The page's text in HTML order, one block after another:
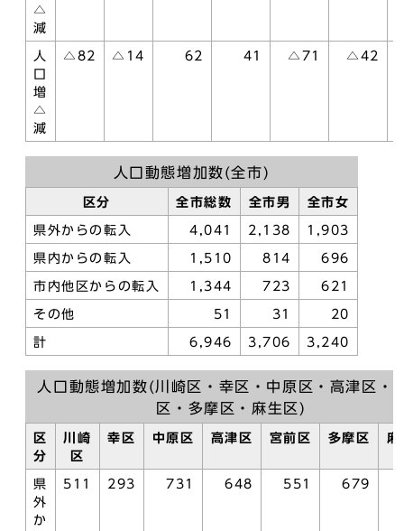
△
減
人
口
増
△
減
△82 △14 62 41 △71 △42
人口動態増加数(全市)
区分 全市総数 全市男 全市女
県外からの転入 4,041 2,138 1,903
県内からの転入 1,510 814 696
市内他区からの転入 1,344 723 621
その他 51 31 20
計 6,946 3,706 3,240
人口動態増加数(川崎区・幸区・中原区・高津区・
区・多摩区・麻生区)
区
分
川崎
区
幸区 中原区 高津区 宮前区 多摩区 麻
県
外
か
511 293 731 648 551 679